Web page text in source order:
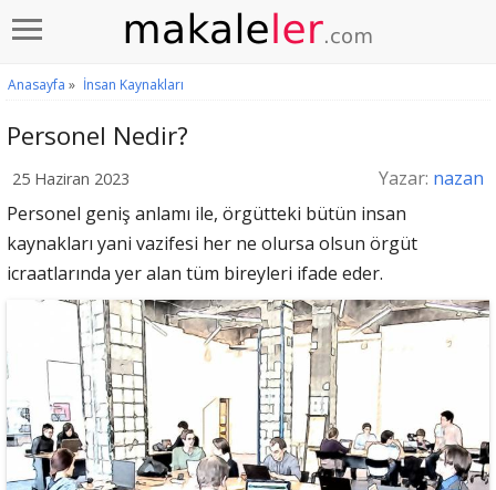
Anasayfa » İnsan Kaynakları
Personel Nedir?
25 Haziran 2023 Yazar: nazan
Personel geniş anlamı ile, örgütteki bütün insan
kaynakları yani vazifesi her ne olursa olsun örgüt
icraatlarında yer alan tüm bireyleri ifade eder.